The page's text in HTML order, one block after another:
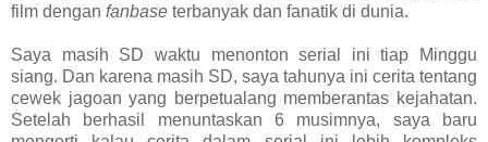
film dengan fanbase terbanyak dan fanatik di dunia.
Saya masih SD waktu menonton serial ini tiap Minggu
siang. Dan karena masih SD, saya tahunya ini cerita tentang
cewek jagoan yang berpetualang memberantas kejahatan.
Setelah berhasil menuntaskan 6 musimnya, saya baru